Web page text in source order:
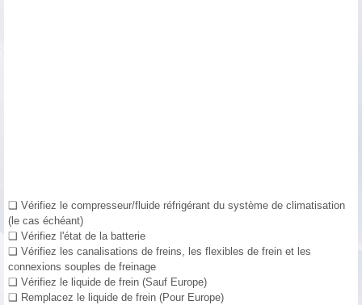
❑ Vérifiez le compresseur/fluide réfrigérant du système de climatisation
(le cas échéant)
❑ Vérifiez l'état de la batterie
❑ Vérifiez les canalisations de freins, les flexibles de frein et les
connexions souples de freinage
❑ Vérifiez le liquide de frein (Sauf Europe)
❑ Remplacez le liquide de frein (Pour Europe)